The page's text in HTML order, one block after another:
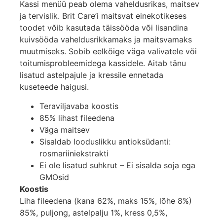
Kassi menüü peab olema vaheldusrikas, maitsev
ja tervislik. Brit Care’i maitsvat einekotikeses
toodet võib kasutada täissööda või lisandina
kuivsööda vaheldusrikkamaks ja maitsvamaks
muutmiseks. Sobib eelkõige väga valivatele või
toitumisprobleemidega kassidele. Aitab tänu
lisatud astelpajule ja kressile ennetada
kuseteede haigusi.
Teraviljavaba koostis
85% lihast fileedena
Väga maitsev
Sisaldab looduslikku antioksüdanti:
rosmariiniekstrakti
Ei ole lisatud suhkrut – Ei sisalda soja ega
GMOsid
Koostis
Liha fileedena (kana 62%, maks 15%, lõhe 8%)
85%, puljong, astelpalju 1%, kress 0,5%,